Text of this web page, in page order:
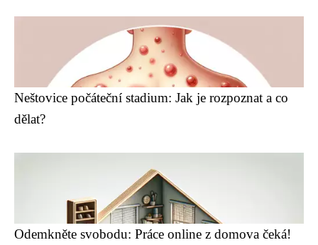
Neštovice počáteční stadium: Jak je rozpoznat a co
dělat?
Odemkněte svobodu: Práce online z domova čeká!